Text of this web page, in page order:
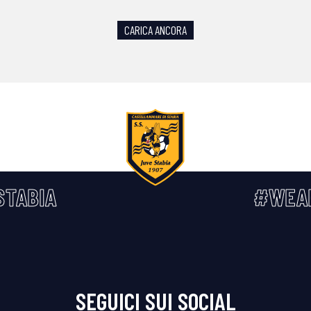
CARICA ANCORA
SEGUICI SUI SOCIAL